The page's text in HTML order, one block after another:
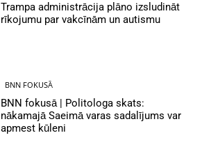
Trampa administrācija plāno izsludināt
rīkojumu par vakcīnām un autismu
BNN FOKUSĀ
BNN fokusā | Politologa skats:
nākamajā Saeimā varas sadalījums var
apmest kūleni